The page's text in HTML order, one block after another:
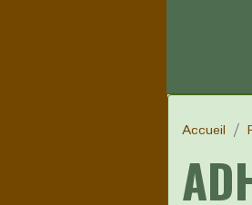
Accueil